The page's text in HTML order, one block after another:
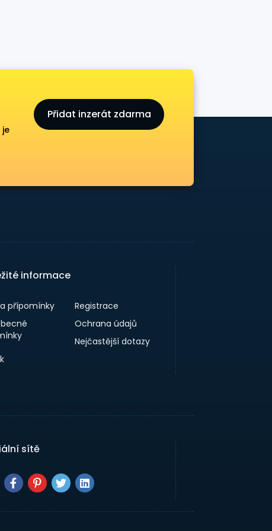
Přidat inzerát zdarma
informace
přípomínky
Registrace
Ochrana údajů
Nejčastější dotazy
sítě